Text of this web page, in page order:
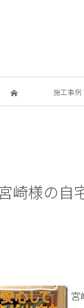
施工事例
崎様の自
宮